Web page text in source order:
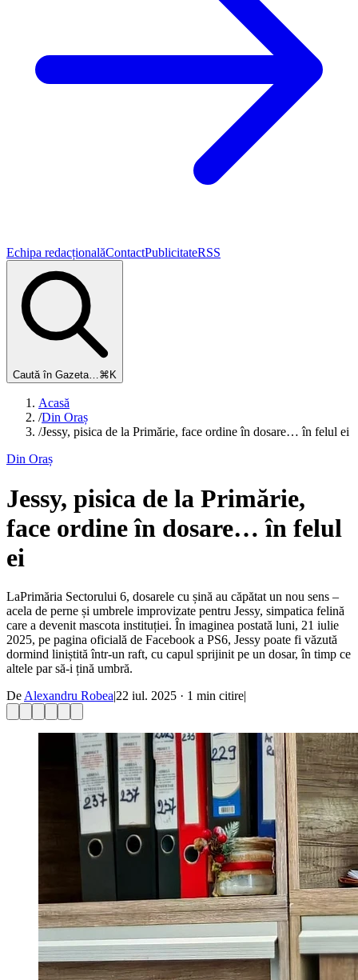
Echipa redacționalăContactPublicitateRSS
Caută în Gazeta…⌘K
Acasă
/Din Oraș
/Jessy, pisica de la Primărie, face ordine în dosare… în felul ei
Din Oraș
Jessy, pisica de la Primărie,
face ordine în dosare… în felul
ei
LaPrimăria Sectorului 6, dosarele cu șină au căpătat un nou sens –
acela de perne și umbrele improvizate pentru Jessy, simpatica felină
care a devenit mascota instituției. În imaginea postată luni, 21 iulie
2025, pe pagina oficială de Facebook a PS6, Jessy poate fi văzută
dormind liniștită într-un raft, cu capul sprijinit pe un dosar, în timp ce
altele par să-i țină umbră.
De Alexandru Robea|22 iul. 2025 · 1 min citire|